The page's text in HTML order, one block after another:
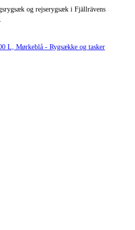
og rejserygsæk i Fjällrävens